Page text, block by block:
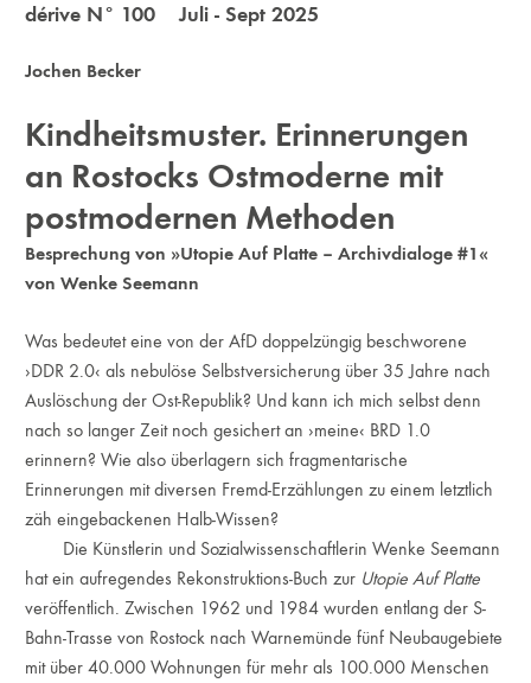
dérive N° 100 Juli - Sept 2025
Jochen Becker
Kindheitsmuster. Erinnerungen
an Rostocks Ostmoderne mit
postmodernen Methoden
Besprechung von »Utopie Auf Platte – Archivdialoge #1«
von Wenke Seemann
Was bedeutet eine von der AfD doppelzüngig beschworene
›DDR 2.0‹ als nebulöse Selbstversicherung über 35 Jahre nach
Auslöschung der Ost-Republik? Und kann ich mich selbst denn
nach so langer Zeit noch gesichert an ›meine‹ BRD 1.0
erinnern? Wie also überlagern sich fragmentarische
Erinnerungen mit diversen Fremd-Erzählungen zu einem letztlich
zäh eingebackenen Halb-Wissen?
Die Künstlerin und Sozialwissenschaftlerin Wenke Seemann
hat ein aufregendes Rekonstruktions-Buch zur Utopie Auf Platte
veröffentlich. Zwischen 1962 und 1984 wurden entlang der S-
Bahn-Trasse von Rostock nach Warnemünde fünf Neubaugebiete
mit über 40.000 Wohnungen für mehr als 100.000 Menschen